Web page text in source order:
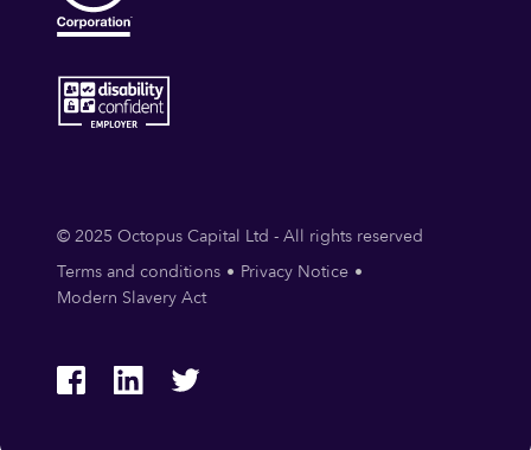
© 2025 Octopus Capital Ltd - All rights reserved
Terms and conditions
Privacy Notice
Modern Slavery Act